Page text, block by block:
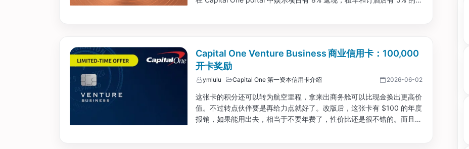
Capital One Venture Business 商业信用卡：100,000
开卡奖励
ymlulu Capital One 第一资本信用卡介绍 2026-06-02
这张卡的积分还可以转为航空里程，拿来出商务舱可以比现金换出更高价
值。不过转点伙伴要是再给力点就好了。改版后，这张卡有 $100 的年度
报销，如果能用出去，相当于不要年费了，性价比还是很不错的。而且现